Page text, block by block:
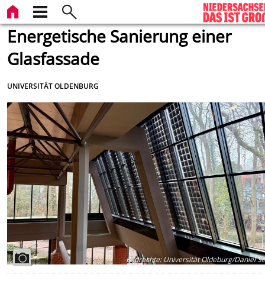
Energetische Sanierung einer
Glasfassade
UNIVERSITÄT OLDENBURG
Bildrechte:Universität Oldeburg/Daniel